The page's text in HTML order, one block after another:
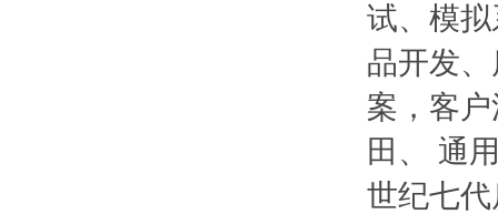
试、模
品开发
案，客
田、 通
世纪七